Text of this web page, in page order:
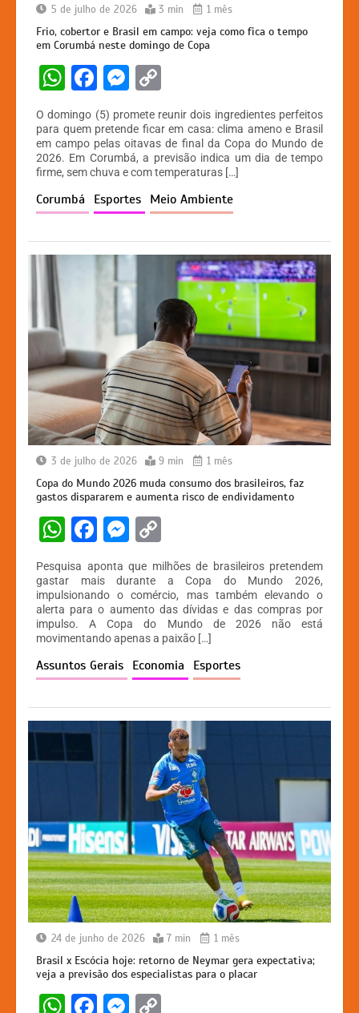
5 de julho de 2026 3 min 1 mês
Frio, cobertor e Brasil em campo: veja como fica o tempo
em Corumbá neste domingo de Copa
W
h
at
s
A
p
F
a
c
e
b
o
k
M
s
s
e
n
er
p
y
Li
n
O domingo (5) promete reunir dois ingredientes perfeitos
para quem pretende ficar em casa: clima ameno e Brasil
em campo pelas oitavas de final da Copa do Mundo de
2026. Em Corumbá, a previsão indica um dia de tempo
firme, sem chuva e com temperaturas […]
Corumbá Esportes Meio Ambiente
3 de julho de 2026 9 min 1 mês
Copa do Mundo 2026 muda consumo dos brasileiros, faz
gastos dispararem e aumenta risco de endividamento
W
h
at
s
A
p
p
F
c
e
b
o
o
k
M
s
s
e
n
g
er
o
p
y
Li
n
k
Pesquisa aponta que milhões de brasileiros pretendem
gastar mais durante a Copa do Mundo 2026,
impulsionando o comércio, mas também elevando o
alerta para o aumento das dívidas e das compras por
impulso. A Copa do Mundo de 2026 não está
movimentando apenas a paixão […]
Assuntos Gerais Economia Esportes
24 de junho de 2026 7 min 1 mês
Brasil x Escócia hoje: retorno de Neymar gera expectativa;
veja a previsão dos especialistas para o placar